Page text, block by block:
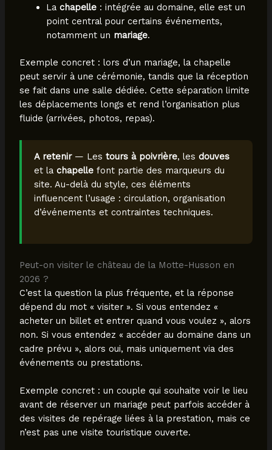
La chapelle: intégrée au domaine, elle est un
point central pour certains événements,
notamment un mariage.
Exemple concret : lors d’un mariage, la chapelle
peut servir à une cérémonie, tandis que la réception
se fait dans une salle dédiée. Cette séparation limite
les déplacements longs et rend l’organisation plus
fluide (arrivées, photos, repas).
A retenir— Les tours à poivrière, les douves
et la chapellefont partie des marqueurs du
site. Au-delà du style, ces éléments
influencent l’usage : circulation, organisation
d’événements et contraintes techniques.
Peut-on visiter le château de la Motte-Husson en
2026 ?
C’est la question la plus fréquente, et la réponse
dépend du mot « visiter ». Si vous entendez «
acheter un billet et entrer quand vous voulez », alors
non. Si vous entendez « accéder au domaine dans un
cadre prévu », alors oui, mais uniquement via des
événements ou prestations.
Exemple concret : un couple qui souhaite voir le lieu
avant de réserver un mariage peut parfois accéder à
des visites de repérage liées à la prestation, mais ce
n’est pas une visite touristique ouverte.